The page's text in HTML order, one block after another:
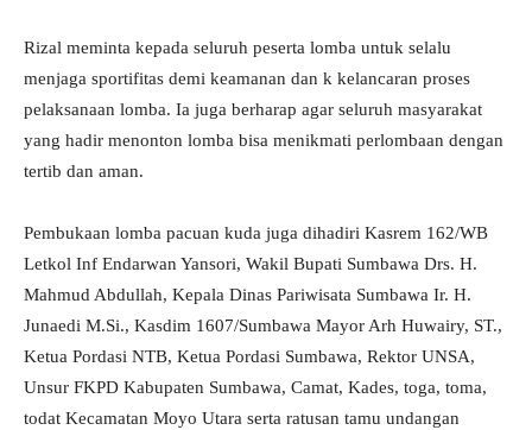
Rizal meminta kepada seluruh peserta lomba untuk selalu
menjaga sportifitas demi keamanan dan k kelancaran proses
pelaksanaan lomba. Ia juga berharap agar seluruh masyarakat
yang hadir menonton lomba bisa menikmati perlombaan dengan
tertib dan aman.
Pembukaan lomba pacuan kuda juga dihadiri Kasrem 162/WB
Letkol Inf Endarwan Yansori, Wakil Bupati Sumbawa Drs. H.
Mahmud Abdullah, Kepala Dinas Pariwisata Sumbawa Ir. H.
Junaedi M.Si., Kasdim 1607/Sumbawa Mayor Arh Huwairy, ST.,
Ketua Pordasi NTB, Ketua Pordasi Sumbawa, Rektor UNSA,
Unsur FKPD Kabupaten Sumbawa, Camat, Kades, toga, toma,
todat Kecamatan Moyo Utara serta ratusan tamu undangan